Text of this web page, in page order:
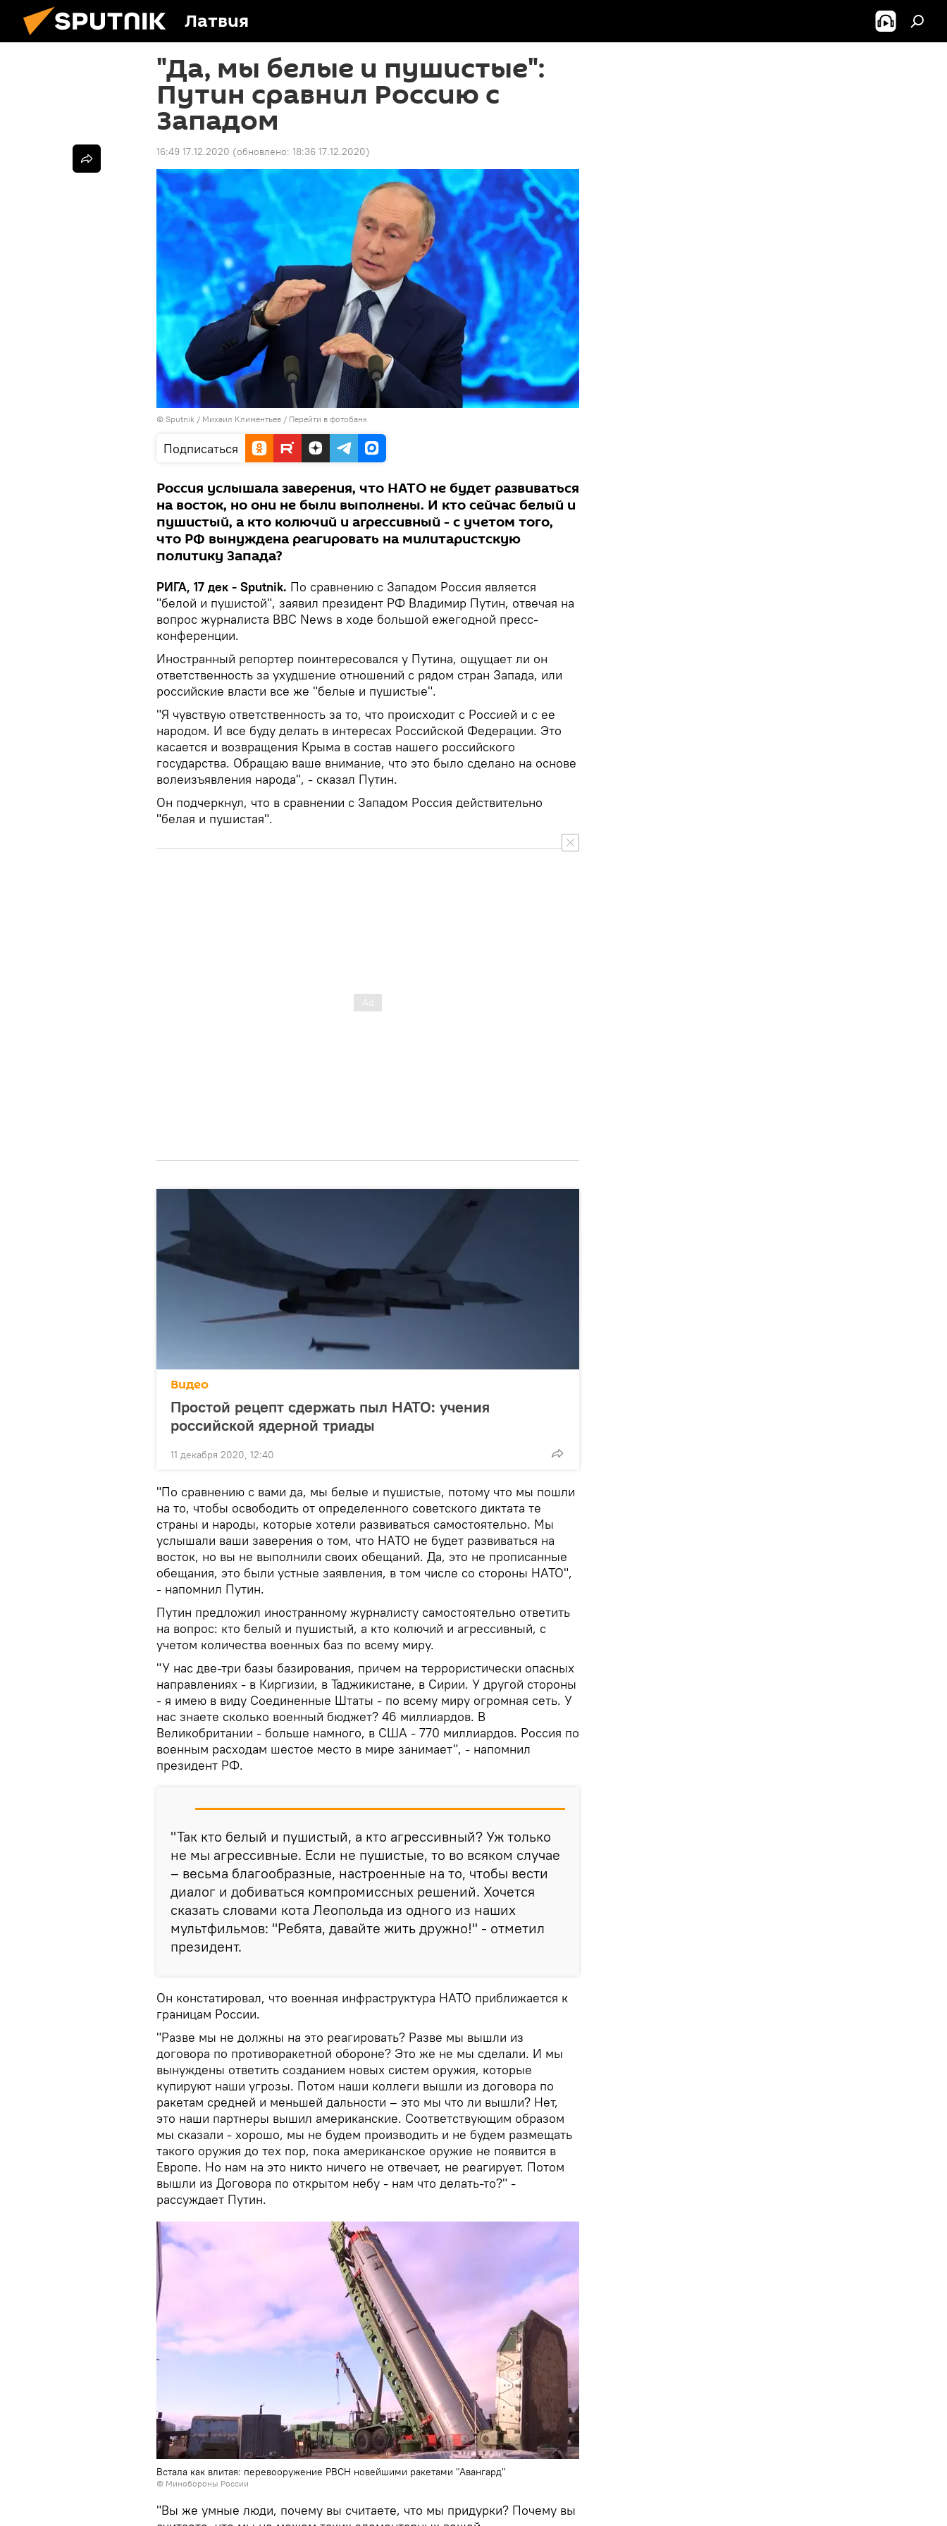
Латвия
"Да, мы белые и пушистые":
Путин сравнил Россию с
Западом
16:49 17.12.2020 (обновлено: 18:36 17.12.2020)
© Sputnik / Михаил Климентьев / Перейти в фотобанк
Подписаться
Россия услышала заверения, что НАТО не будет развиваться
на восток, но они не были выполнены. И кто сейчас белый и
пушистый, а кто колючий и агрессивный - с учетом того,
что РФ вынуждена реагировать на милитаристскую
политику Запада?
РИГА, 17 дек - Sputnik. По сравнению с Западом Россия является
"белой и пушистой", заявил президент РФ Владимир Путин, отвечая на
вопрос журналиста BBC News в ходе большой ежегодной пресс-
конференции.
Иностранный репортер поинтересовался у Путина, ощущает ли он
ответственность за ухудшение отношений с рядом стран Запада, или
российские власти все же "белые и пушистые".
"Я чувствую ответственность за то, что происходит с Россией и с ее
народом. И все буду делать в интересах Российской Федерации. Это
касается и возвращения Крыма в состав нашего российского
государства. Обращаю ваше внимание, что это было сделано на основе
волеизъявления народа", - сказал Путин.
Он подчеркнул, что в сравнении с Западом Россия действительно
"белая и пушистая".
Видео
Простой рецепт сдержать пыл НАТО: учения
российской ядерной триады
11 декабря 2020, 12:40
"По сравнению с вами да, мы белые и пушистые, потому что мы пошли
на то, чтобы освободить от определенного советского диктата те
страны и народы, которые хотели развиваться самостоятельно. Мы
услышали ваши заверения о том, что НАТО не будет развиваться на
восток, но вы не выполнили своих обещаний. Да, это не прописанные
обещания, это были устные заявления, в том числе со стороны НАТО",
- напомнил Путин.
Путин предложил иностранному журналисту самостоятельно ответить
на вопрос: кто белый и пушистый, а кто колючий и агрессивный, с
учетом количества военных баз по всему миру.
"У нас две-три базы базирования, причем на террористически опасных
направлениях - в Киргизии, в Таджикистане, в Сирии. У другой стороны
- я имею в виду Соединенные Штаты - по всему миру огромная сеть. У
нас знаете сколько военный бюджет? 46 миллиардов. В
Великобритании - больше намного, в США - 770 миллиардов. Россия по
военным расходам шестое место в мире занимает", - напомнил
президент РФ.
"Так кто белый и пушистый, а кто агрессивный? Уж только
не мы агрессивные. Если не пушистые, то во всяком случае
– весьма благообразные, настроенные на то, чтобы вести
диалог и добиваться компромиссных решений. Хочется
сказать словами кота Леопольда из одного из наших
мультфильмов: "Ребята, давайте жить дружно!" - отметил
президент.
Он констатировал, что военная инфраструктура НАТО приближается к
границам России.
"Разве мы не должны на это реагировать? Разве мы вышли из
договора по противоракетной обороне? Это же не мы сделали. И мы
вынуждены ответить созданием новых систем оружия, которые
купируют наши угрозы. Потом наши коллеги вышли из договора по
ракетам средней и меньшей дальности – это мы что ли вышли? Нет,
это наши партнеры вышил американские. Соответствующим образом
мы сказали - хорошо, мы не будем производить и не будем размещать
такого оружия до тех пор, пока американское оружие не появится в
Европе. Но нам на это никто ничего не отвечает, не реагирует. Потом
вышли из Договора по открытом небу - нам что делать-то?" -
рассуждает Путин.
Встала как влитая: перевооружение РВСН новейшими ракетами "Авангард"
© Минобороны России
"Вы же умные люди, почему вы считаете, что мы придурки? Почему вы